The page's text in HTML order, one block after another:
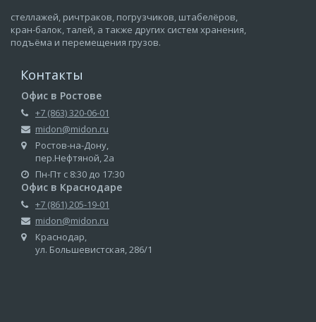
стеллажей, ричтраков, погрузчиков, штабелёров,
кран-балок, талей, а также других систем хранения,
подъёма и перемещения грузов.
Контакты
Офис в Ростове
+7 (863) 320-06-01
midon@midon.ru
Ростов-на-Дону,
пер.Нефтяной, 2а
Пн-Пт с 8:30 до 17:30
Офис в Краснодаре
+7 (861) 205-19-01
midon@midon.ru
Краснодар,
ул. Большевистская, 286/1